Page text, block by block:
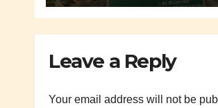
Leave a Reply
Your email address will not be